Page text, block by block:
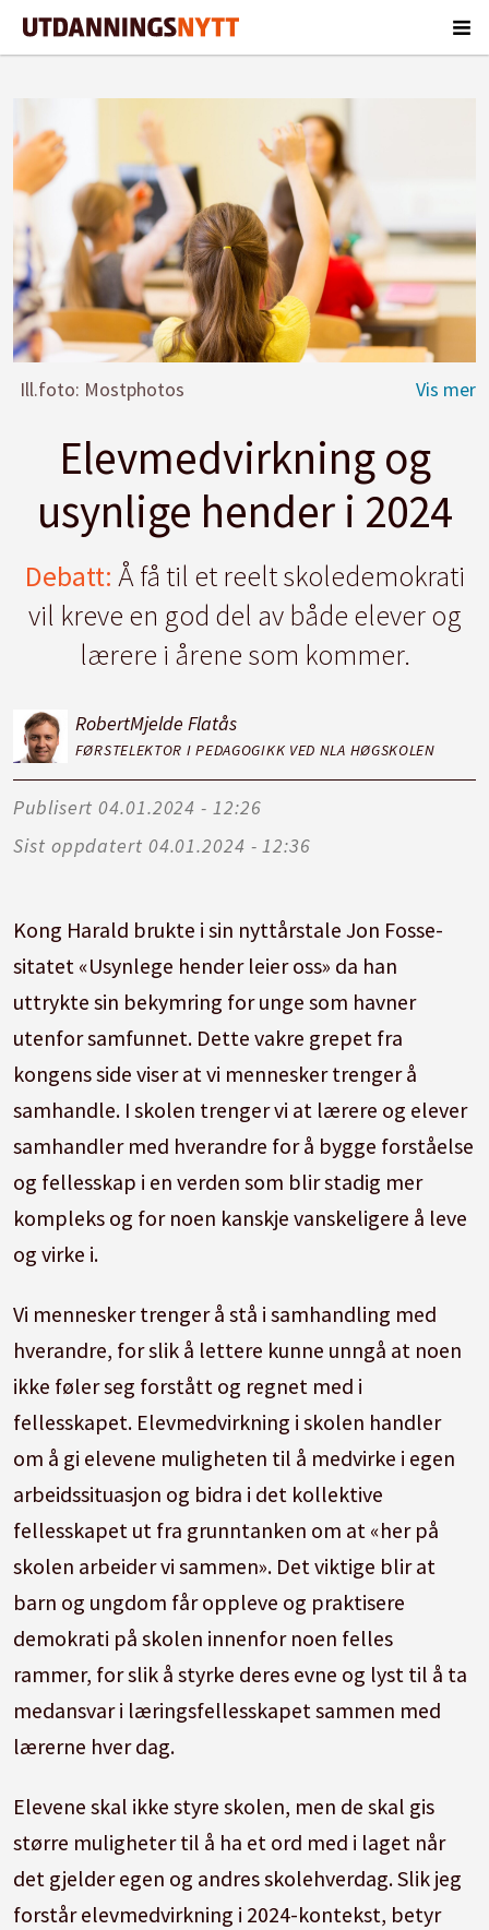
Ill.foto: Mostphotos
Elevmedvirkning og
usynlige hender i 2024
Debatt: Å få til et reelt skoledemokrati
vil kreve en god del av både elever og
lærere i årene som kommer.
RobertMjelde Flatås
FØRSTELEKTOR I PEDAGOGIKK VED NLA HØGSKOLEN
Publisert
04.01.2024 - 12:26
Sist oppdatert
04.01.2024 - 12:36
Kong Harald brukte i sin nyttårstale Jon Fosse-
sitatet «Usynlege hender leier oss» da han
uttrykte sin bekymring for unge som havner
utenfor samfunnet. Dette vakre grepet fra
kongens side viser at vi mennesker trenger å
samhandle. I skolen trenger vi at lærere og elever
samhandler med hverandre for å bygge forståelse
og fellesskap i en verden som blir stadig mer
kompleks og for noen kanskje vanskeligere å leve
og virke i.
Vi mennesker trenger å stå i samhandling med
hverandre, for slik å lettere kunne unngå at noen
ikke føler seg forstått og regnet med i
fellesskapet. Elevmedvirkning i skolen handler
om å gi elevene muligheten til å medvirke i egen
arbeidssituasjon og bidra i det kollektive
fellesskapet ut fra grunntanken om at «her på
skolen arbeider vi sammen». Det viktige blir at
barn og ungdom får oppleve og praktisere
demokrati på skolen innenfor noen felles
rammer, for slik å styrke deres evne og lyst til å ta
medansvar i læringsfellesskapet sammen med
lærerne hver dag.
Elevene skal ikke styre skolen, men de skal gis
større muligheter til å ha et ord med i laget når
det gjelder egen og andres skolehverdag. Slik jeg
forstår elevmedvirkning i 2024-kontekst, betyr